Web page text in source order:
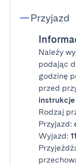
Przyjazd
Należy
podając
godzinę
przed
Rodzaj
Przyjazd:
Wyjazd: